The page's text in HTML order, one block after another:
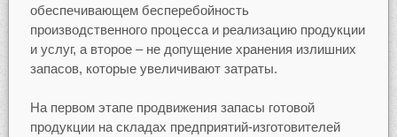
обеспечивающем бесперебойность
производственного процесса и реализацию продукции
и услуг, а второе – не допущение хранения излишних
запасов, которые увеличивают затраты.
На первом этапе продвижения запасы готовой
продукции на складах предприятий-изготовителей